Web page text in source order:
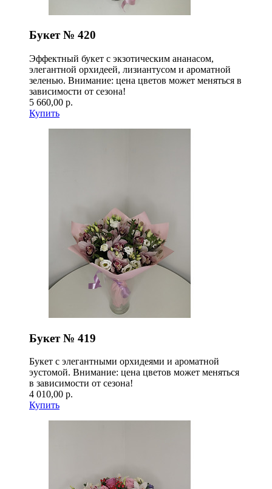
Букет № 420
Эффектный букет с экзотическим ананасом,
элегантной орхидеей, лизиантусом и ароматной
зеленью. Внимание: цена цветов может меняться в
зависимости от сезона!
5 660,00 р.
Купить
Букет № 419
Букет с элегантными орхидеями и ароматной
эустомой. Внимание: цена цветов может меняться
в зависимости от сезона!
4 010,00 р.
Купить